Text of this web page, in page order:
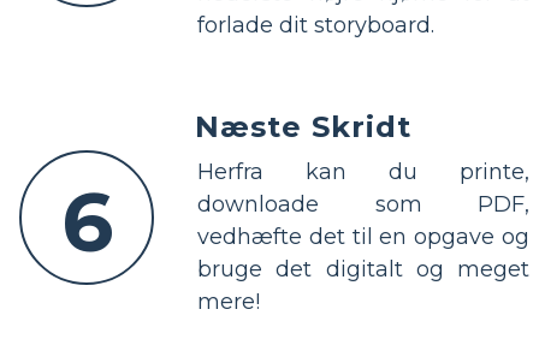
forlade dit storyboard.
6
Næste Skridt
Herfra kan du printe,
downloade som PDF,
vedhæfte det til en opgave og
bruge det digitalt og meget
mere!